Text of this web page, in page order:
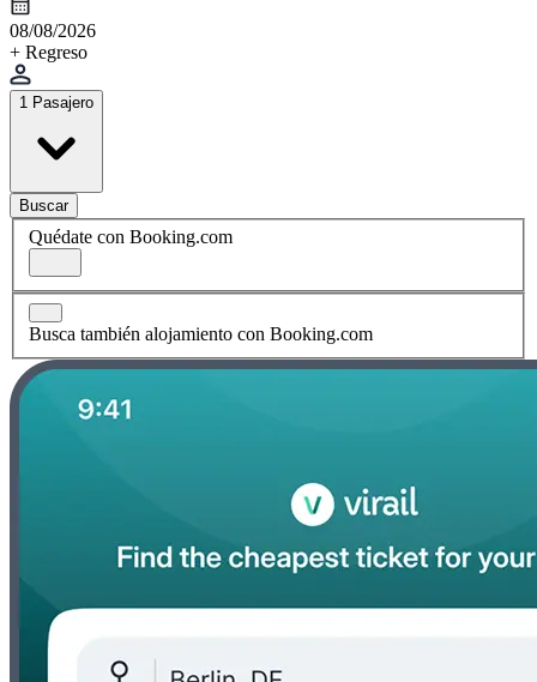
08/08/2026
+ Regreso
1 Pasajero
Buscar
Quédate con Booking.com
Busca también alojamiento con Booking.com